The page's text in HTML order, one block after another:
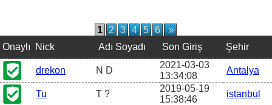
1 2 3 4 5 6 »
Onaylı
Nick Adı Soyadı Son Giriş Şehir
drekon N D
2021-03-03
13:34:08
Antalya
Tu T ?
2019-05-19
15:38:46
istanbul